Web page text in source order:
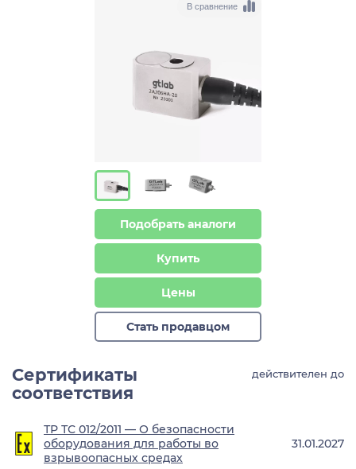
В сравнение
Подобрать аналоги
Купить
Цены
Стать продавцом
Сертификаты
соответствия
действителен до
ТР ТС 012/2011 — О безопасности
оборудования для работы во
взрывоопасных средах
31.01.2027